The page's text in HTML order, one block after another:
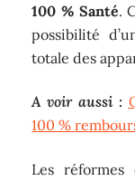
100 % Santé.
possibilité
totale des
A voir aussi :
100 %
Les